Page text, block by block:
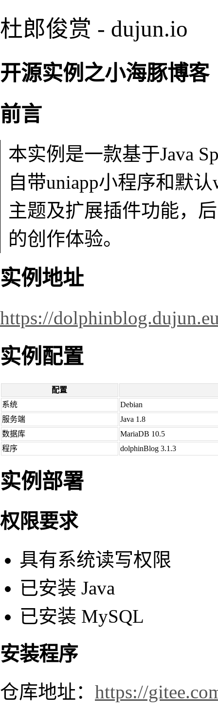
杜郎俊赏 - dujun.io
开源实例之小海豚博客
前言
本实例是一款基于Java
自带uniapp小程序和默
主题及扩展插件功能，
的创作体验。
实例地址
https://
实例配置
配置
系统
Debian
服务端
Java 1.8
数据库
MariaDB 10.5
程序
dolphinBlog 3.1.3
实例部署
权限要求
具有系统读写权限
已安装 Java
已安装 MySQL
安装程序
仓库地址： https://